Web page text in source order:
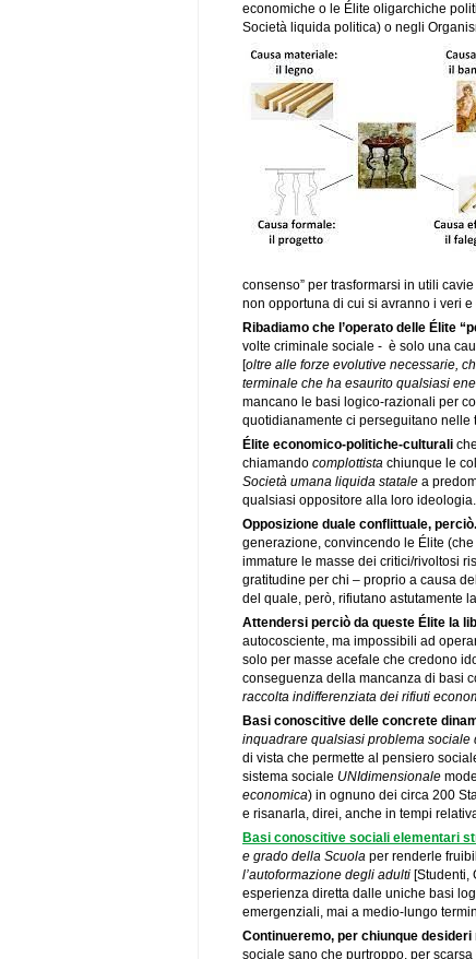
economiche o le Élite oligarchiche
Società liquida politica) o negli
consenso” per trasformarsi in utili
non opportuna di cui si avranno i veri
Ribadiamo che l’operato delle Élite
volte criminale sociale - è solo una
[oltre alle forze evolutive necessarie,
terminale che ha esaurito qualsiasi
mancano le basi logico-razionali per
quotidianamente ci perseguitano nelle
Élite economico-politiche-culturali
chiamando complottista chiunque le
Società umana liquida statale a
qualsiasi oppositore alla loro ideologia.
Opposizione duale conflittuale, perciò.
generazione, convincendo le Élite
immature le masse dei critici/rivoltosi
gratitudine per chi – proprio a causa
del quale, però, rifiutano astutamente
Attendersi perciò da queste Élite la
autocosciente, ma impossibili ad
solo per masse acefale che credono
conseguenza della mancanza di basi
raccolta indifferenziata dei rifiuti
Basi conoscitive delle concrete
inquadrare qualsiasi problema sociale
di vista che permette al pensiero
sistema sociale UNIdimensionale
economica) in ognuno dei circa 200
e risanarla, direi, anche in tempi
Basi conoscitive sociali elementari
e grado della Scuola per renderle
l’autoformazione degli adulti [Studenti,
esperienza diretta dalle uniche basi
emergenziali, mai a medio-lungo
Continueremo, per chiunque
sociale sano che purtroppo, per